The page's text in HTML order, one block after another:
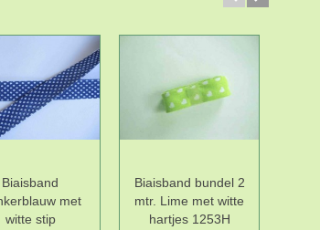
Biaisband
met
witte stip
Biaisband bundel 2
mtr. Lime met witte
hartjes 1253H